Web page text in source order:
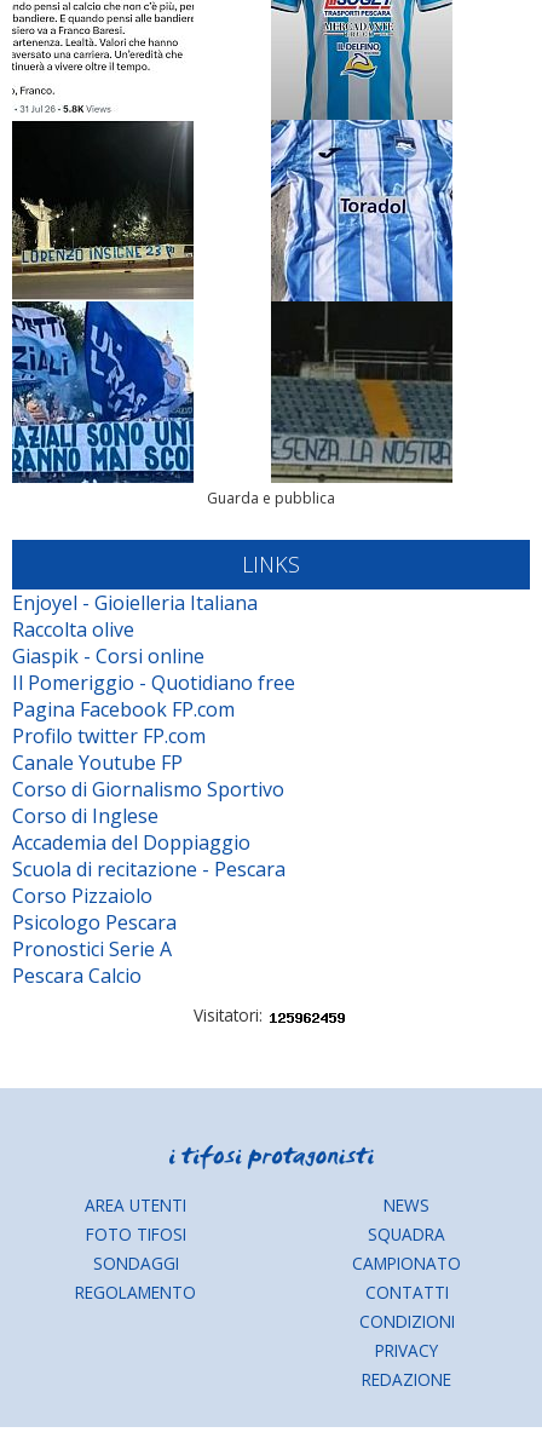
Guarda e pubblica
LINKS
Enjoyel - Gioielleria Italiana
Raccolta olive
Giaspik - Corsi online
Il Pomeriggio - Quotidiano free
Pagina Facebook FP.com
Profilo twitter FP.com
Canale Youtube FP
Corso di Giornalismo Sportivo
Corso di Inglese
Accademia del Doppiaggio
Scuola di recitazione - Pescara
Corso Pizzaiolo
Psicologo Pescara
Pronostici Serie A
Pescara Calcio
Visitatori:
AREA UTENTI
FOTO TIFOSI
SONDAGGI
REGOLAMENTO
NEWS
SQUADRA
CAMPIONATO
CONTATTI
CONDIZIONI
PRIVACY
REDAZIONE